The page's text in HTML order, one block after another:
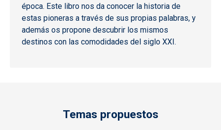
época. Este libro nos da conocer la historia de
estas pioneras a través de sus propias palabras, y
además os propone descubrir los mismos
destinos con las comodidades del siglo XXI.
Temas propuestos